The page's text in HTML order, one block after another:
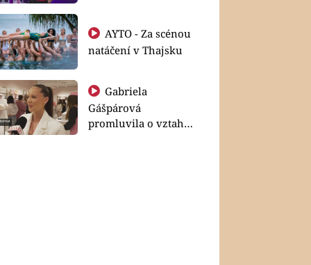
natáčení v Thajsku
Gabriela
Gášpárová
promluvila o vztahu